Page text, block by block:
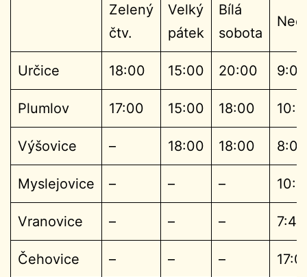
Zelený
čtv.
Velký
pátek
Bílá
sobota
Určice 18:00 15:00 20:00 9:00
Plumlov 17:00 15:00 18:00
Výšovice – 18:00 18:00 8:00
Myslejovice – – –
Vranovice – – – 7:45
Čehovice – – –